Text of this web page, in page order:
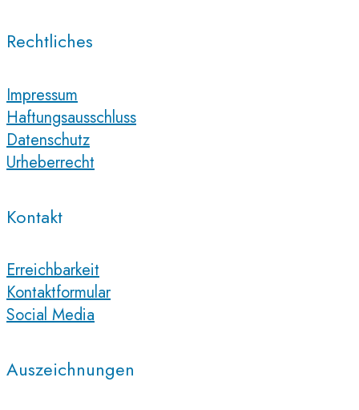
Rechtliches
Impressum
Haftungsausschluss
Datenschutz
Urheberrecht
Kontakt
Erreichbarkeit
Kontaktformular
Social Media
Auszeichnungen